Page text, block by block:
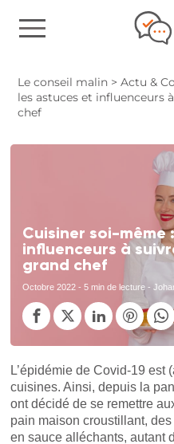
Le conseil malin >Actu &
les astuces et influenceurs
chef
Cuisiner soi-même
influenceurs à
grand chef
Octobre 2022 - 5 min de lecture -
L’épidémie de Covid-19 est
cuisines. Ainsi, depuis la
ont décidé de se remettre
pain maison croustillant,
en sauce alléchants, autant